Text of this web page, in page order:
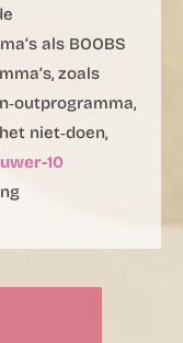
als BOOBS
zoals
niet‑doen,
10